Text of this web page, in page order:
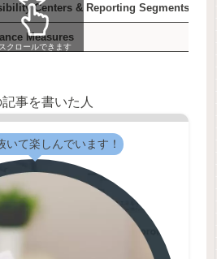
Centers & Reporting Segments
Measures
スクロールできます
記事を書いた人
いて楽しんでいます！